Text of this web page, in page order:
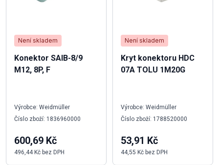
Není skladem
Konektor SAIB-8/9
M12, 8P, F
Výrobce: Weidmüller
Číslo zboží: 1836960000
600,69 Kč
496,44 Kč bez DPH
Není skladem
Kryt konektoru HDC
07A TOLU 1M20G
Výrobce: Weidmüller
Číslo zboží: 1788520000
53,91 Kč
44,55 Kč bez DPH